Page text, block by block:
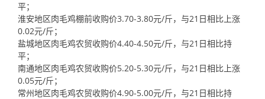
平；
淮安地区肉毛鸡棚前收购价3.70-3.80元/斤，与21日相比上涨
0.02元/斤；
盐城地区肉毛鸡农贸收购价4.40-4.50元/斤，与21日相比持
平；
南通地区肉毛鸡农贸收购价5.20-5.30元/斤，与21日相比上涨
0.05元/斤；
常州地区肉毛鸡农贸收购价4.90-5.00元/斤，与21日相比持